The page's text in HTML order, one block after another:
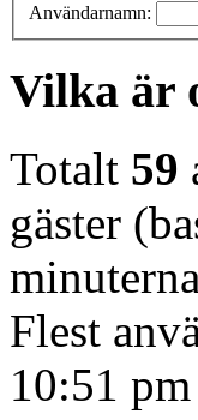
Användarnamn:
Vilka är
Totalt 59
gäster
Flest
10:51 pm